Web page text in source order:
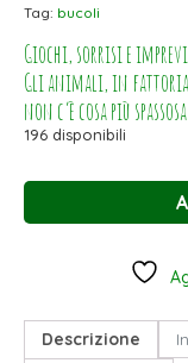
Tag: bucoli
Giochi, sorrisi e
Gli animali, in
non c’è cosa più
196 disponibili
Descrizione